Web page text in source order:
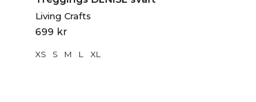
Living Crafts
699 kr
XS S M L XL